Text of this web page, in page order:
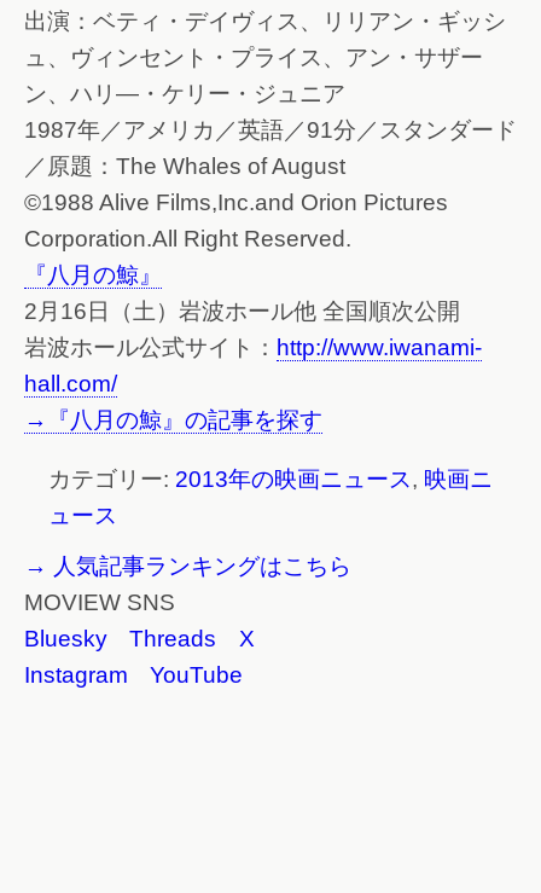
出演：ベティ・デイヴィス、リリアン・ギッシ
ュ、ヴィンセント・プライス、アン・サザー
ン、ハリ―・ケリー・ジュニア
1987年／アメリカ／英語／91分／スタンダード
／原題：The Whales of August
©1988 Alive Films,Inc.and Orion Pictures
Corporation.All Right Reserved.
『八月の鯨』
2月16日（土）岩波ホール他 全国順次公開
岩波ホール公式サイト： http://www.iwanami-
hall.com/
→『八月の鯨』の記事を探す
カテゴリー: 2013年の映画ニュース, 映画ニ
ュース
→ 人気記事ランキングはこちら
MOVIEW SNS
Bluesky
Threads
X
Instagram
YouTube